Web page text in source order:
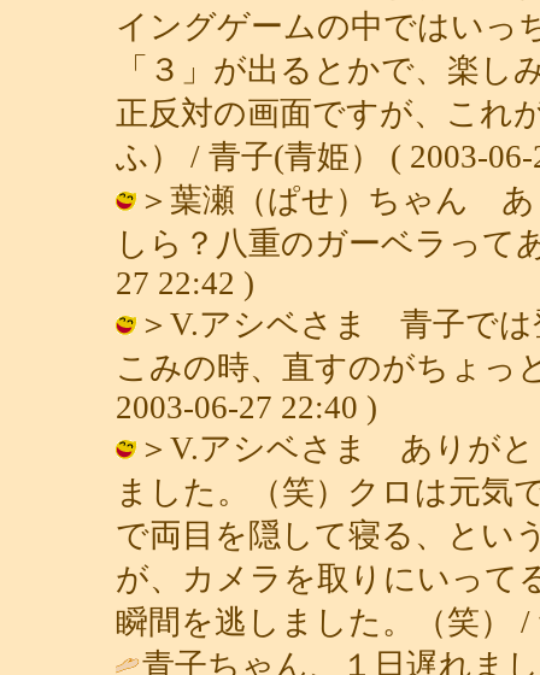
イングゲームの中ではいっ
「３」が出るとかで、楽
正反対の画面ですが、これ
ふ） / 青子(青姫） ( 2003-06-
＞葉瀬（ぱせ）ちゃん あ
しら？八重のガーベラって
27 22:42 )
＞V.アシベさま 青子では
こみの時、直すのがちょっ
2003-06-27 22:40 )
＞V.アシベさま ありがと
ました。（笑）クロは元気
で両目を隠して寝る、とい
が、カメラを取りにいって
瞬間を逃しました。（笑） /
青子ちゃん、１日遅れま